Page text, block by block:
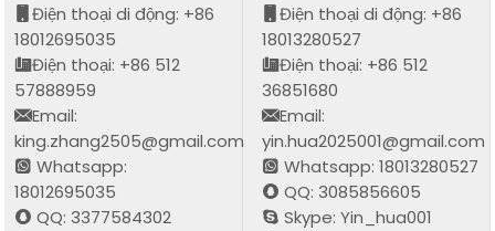
Điện thoại di động: +86
18012695035
Điện thoại: +86 512
57888959
Email:
king.zhang2505@gmail.com
Whatsapp:
18012695035
QQ: 3377584302
Điện thoại di động: +86
18013280527
Điện thoại: +86 512
36851680
Email:
yin.hua2025001@gmail.com
Whatsapp: 18013280527
QQ: 3085856605
Skype: Yin_hua001